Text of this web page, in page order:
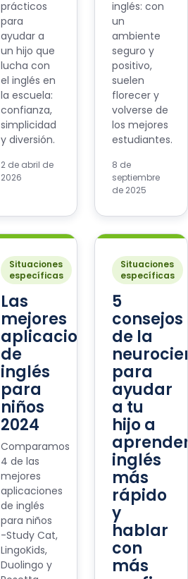
prácticos
para
ayudar a
un hijo que
lucha con
el inglés en
la escuela:
confianza,
simplicidad
y diversión.
2 de abril de
2026
inglés: con
un
ambiente
seguro y
positivo,
suelen
florecer y
volverse de
los mejores
estudiantes.
8 de
septiembre
de 2025
Situaciones
específicas
Las
mejores
aplicaciones
de
inglés
para
niños
2024
Comparamos
4 de las
mejores
aplicaciones
de inglés
para niños
-Study Cat,
LingoKids,
Duolingo y
Situaciones
específicas
5
consejos
de la
para
ayudar
a tu
hijo a
inglés
más
rápido
y
hablar
con
más